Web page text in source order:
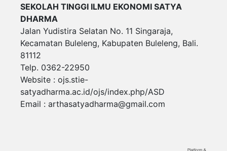
SEKOLAH TINGGI ILMU EKONOMI SATYA
DHARMA
Jalan Yudistira Selatan No. 11 Singaraja,
Kecamatan Buleleng, Kabupaten Buleleng, Bali.
81112
Telp. 0362-22950
Website : ojs.stie-
satyadharma.ac.id/ojs/index.php/ASD
Email : arthasatyadharma@gmail.com